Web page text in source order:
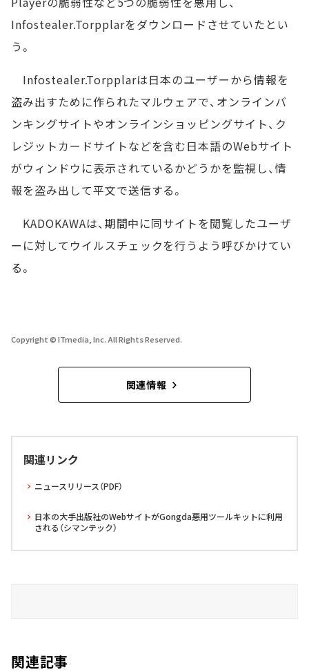
Infostealer.Torpplarをダウンロードさせていたとい
う。
Infostealer.Torpplarは日本のユーザーから情報を
盗み出すために作られたマルウェアで、オンラインバ
ンキングサイトやオンラインショッピングサイト、ク
レジットカードサイトなどを含む日本語のWebサイト
がウィンドウに表示されているかどうかを監視し、情
報を盗み出して平文で送信する。
KADOKAWAは、期間中に同サイトを閲覧したユーザ
ーに対してウイルスチェックを行うよう呼びかけてい
る。
Copyright © ITmedia, Inc. All Rights Reserved.
関連情報
関連リンク
ニュースリリース（PDF）
日本の大手出版社のWebサイトがGongda悪用ツールキットに利用
される（シマンテック）
関連記事